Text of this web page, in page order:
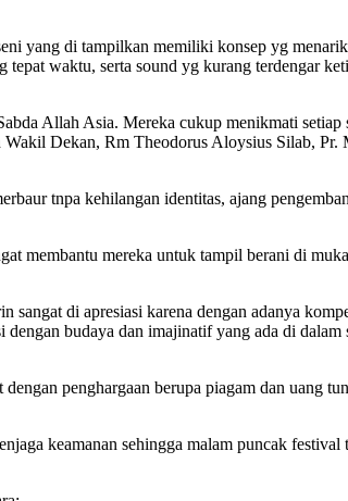
yang di tampilkan memiliki konsep yg
waktu, serta sound yg kurang terdengar
Allah Asia. Mereka cukup menikmati
Dekan, Rm Theodorus Aloysius Silab, Pr.
tnpa kehilangan identitas, ajang
membantu mereka untuk tampil berani di
di apresiasi karena dengan adanya
budaya dan imajinatif yang ada di
penghargaan berupa piagam dan uang
keamanan sehingga malam puncak